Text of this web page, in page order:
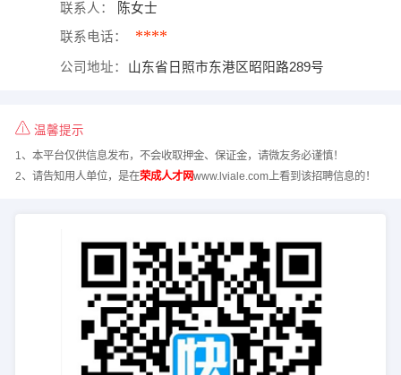
联系人： 陈女士
联系电话： ****
公司地址： 山东省日照市东港区昭阳路289号
温馨提示
1、本平台仅供信息发布，不会收取押金、保证金，请微友务必谨慎！
2、请告知用人单位，是在荣成人才网www.lviale.com上看到该招聘信息的！